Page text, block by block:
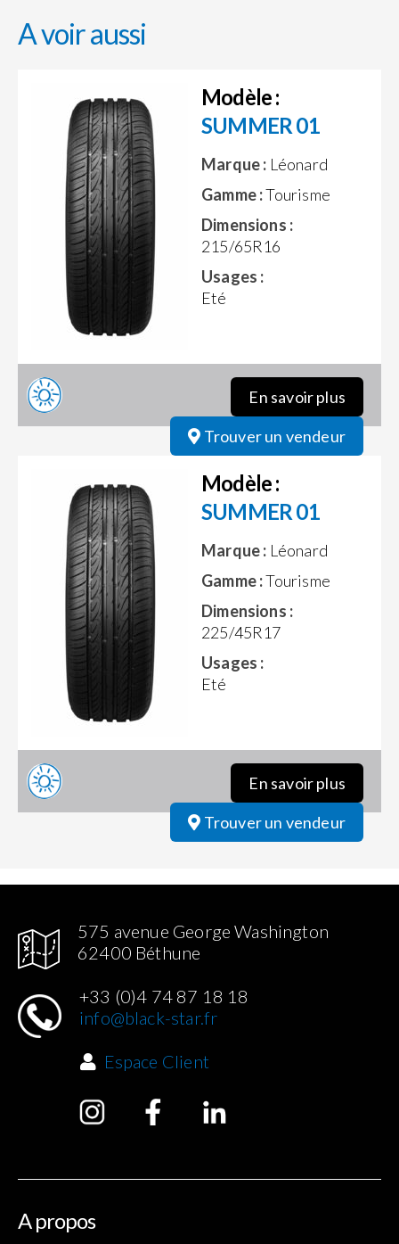
A voir aussi
Modèle :
SUMMER 01
Marque : Léonard
Gamme :Tourisme
Dimensions :
215/65R16
Usages :
Eté
En savoir plus
Trouver un vendeur
Modèle :
SUMMER 01
Marque : Léonard
Gamme :Tourisme
Dimensions :
225/45R17
Usages :
Eté
En savoir plus
Trouver un vendeur
575 avenue George Washington
62400 Béthune
+33 (0)4 74 87 18 18
info@black-star.fr
Espace Client
A propos